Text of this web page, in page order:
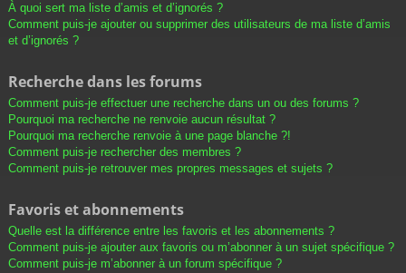
À quoi sert ma liste d’amis et d’ignorés ?
Comment puis-je ajouter ou supprimer des utilisateurs de ma liste d’amis
et d’ignorés ?
Recherche dans les forums
Comment puis-je effectuer une recherche dans un ou des forums ?
Pourquoi ma recherche ne renvoie aucun résultat ?
Pourquoi ma recherche renvoie à une page blanche ?!
Comment puis-je rechercher des membres ?
Comment puis-je retrouver mes propres messages et sujets ?
Favoris et abonnements
Quelle est la différence entre les favoris et les abonnements ?
Comment puis-je ajouter aux favoris ou m’abonner à un sujet spécifique ?
Comment puis-je m’abonner à un forum spécifique ?